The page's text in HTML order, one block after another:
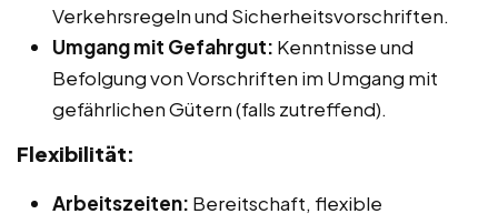
Verkehrsregeln und Sicherheitsvorschriften.
Umgang mit Gefahrgut: Kenntnisse und
Befolgung von Vorschriften im Umgang mit
gefährlichen Gütern (falls zutreffend).
Flexibilität:
Arbeitszeiten: Bereitschaft, flexible